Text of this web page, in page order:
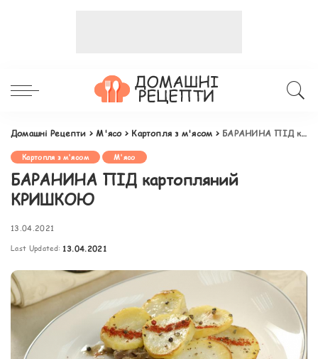
Домашні Рецепти >М'ясо> Картопля з м'ясом > БАРАНИНА ПІД картопляний КРИШКОЮ
Картопля з м'ясом М'ясо
БАРАНИНА ПІД картопляний
КРИШКОЮ
13.04.2021
Last Updated: 13.04.2021